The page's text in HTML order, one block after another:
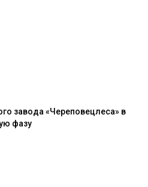
завода «Череповецлеса» в
фазу